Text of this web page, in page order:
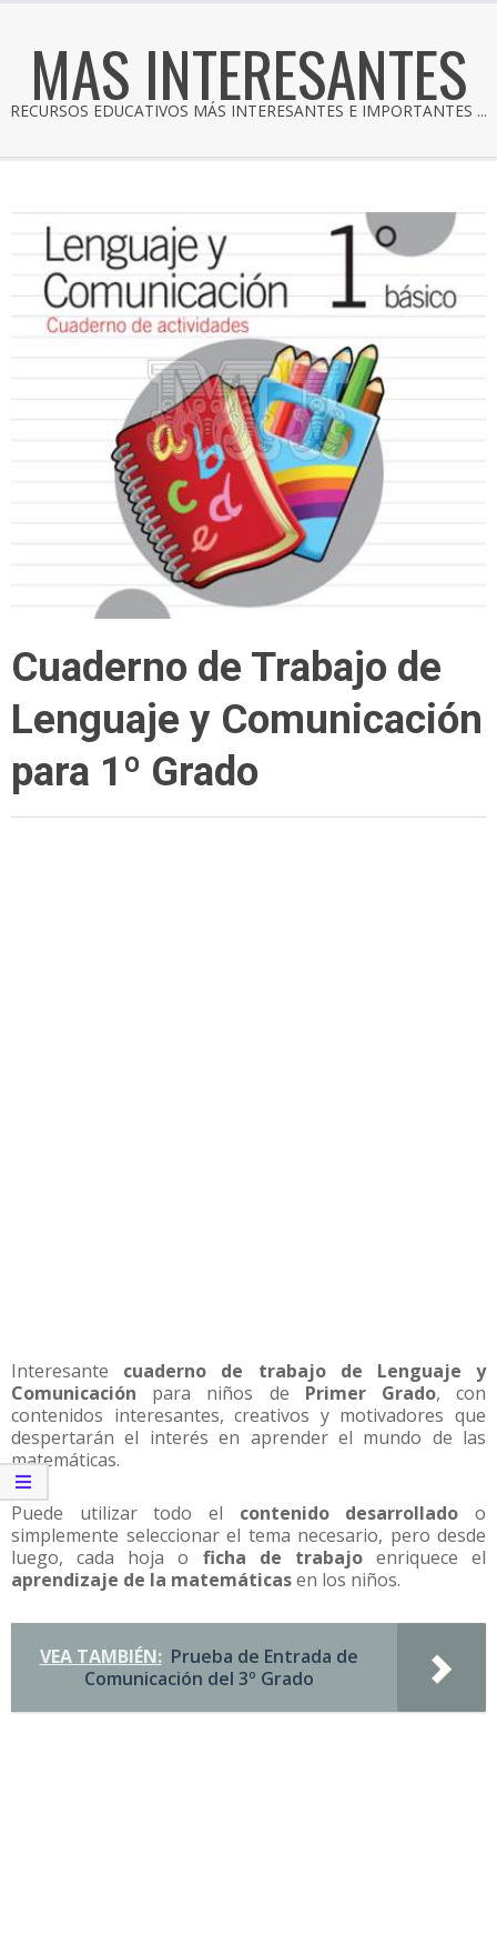
MAS INTERESANTES
RECURSOS EDUCATIVOS MÁS INTERESANTES E IMPORTANTES ...
Cuaderno de Trabajo de
Lenguaje y Comunicación
para 1º Grado
Interesante cuaderno de trabajo de Lenguaje y
Comunicación para niños de Primer Grado, con
contenidos interesantes, creativos y motivadores que
despertarán el interés en aprender el mundo de las
matemáticas.
Puede utilizar todo el contenido desarrollado o
simplemente seleccionar el tema necesario, pero desde
luego, cada hoja o ficha de trabajoenriquece el
aprendizaje de la matemáticasen los niños.
VEA TAMBIÉN: Prueba de Entrada de
Comunicación del 3º Grado